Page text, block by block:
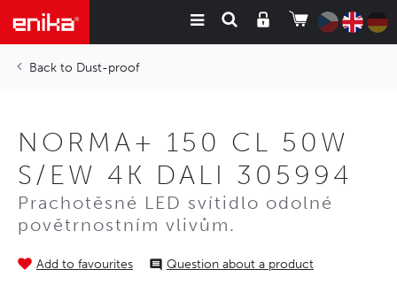
Dust-proof
NORMA+ 150 CL 50W
S/EW 4K DALI 305994
Prachotěsné LED svítidlo odolné
povětrnostním vlivům.
Add to favourites Question about a product